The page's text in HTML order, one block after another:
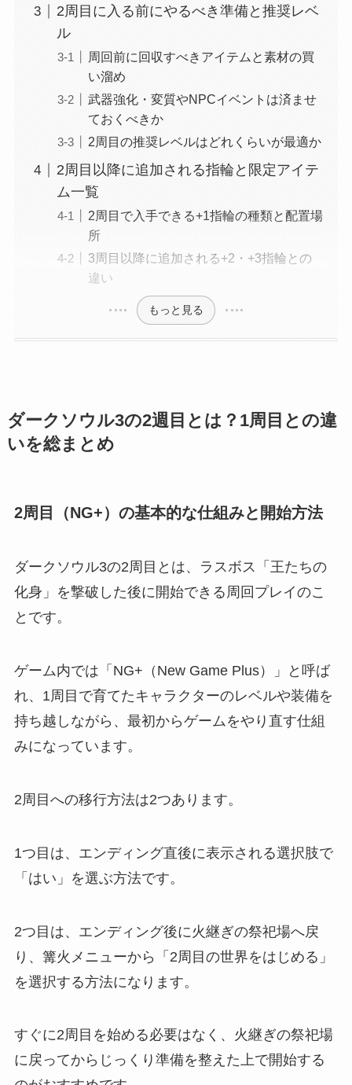
2周目に入る前にやるべき準備と推奨レベ
ル
周回前に回収すべきアイテムと素材の買
い溜め
武器強化・変質やNPCイベントは済ませ
ておくべきか
2周目の推奨レベルはどれくらいが最適か
2周目以降に追加される指輪と限定アイテ
ム一覧
2周目で入手できる+1指輪の種類と配置場
所
3周目以降に追加される+2・+3指輪との
違い
もっと見る
ダークソウル3の2週目とは？1周目との違
いを総まとめ
2周目（NG+）の基本的な仕組みと開始方法
ダークソウル3の2周目とは、ラスボス「王たちの
化身」を撃破した後に開始できる周回プレイのこ
とです。
ゲーム内では「NG+（New Game Plus）」と呼ば
れ、1周目で育てたキャラクターのレベルや装備を
持ち越しながら、最初からゲームをやり直す仕組
みになっています。
2周目への移行方法は2つあります。
1つ目は、エンディング直後に表示される選択肢で
「はい」を選ぶ方法です。
2つ目は、エンディング後に火継ぎの祭祀場へ戻
り、篝火メニューから「2周目の世界をはじめる」
を選択する方法になります。
すぐに2周目を始める必要はなく、火継ぎの祭祀場
に戻ってからじっくり準備を整えた上で開始する